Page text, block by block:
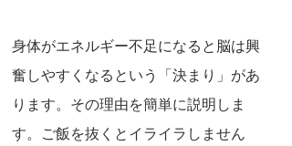
身体がエネルギー不足になると脳は興
奮しやすくなるという「決まり」があ
ります。その理由を簡単に説明しま
す。ご飯を抜くとイライラしません